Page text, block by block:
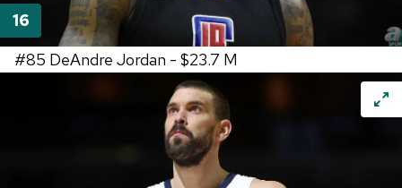
#85 DeAndre Jordan - $23.7 M